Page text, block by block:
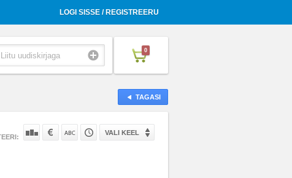
LOGI SISSE / REGISTREERU
0
TAGASI
VALI KEEL